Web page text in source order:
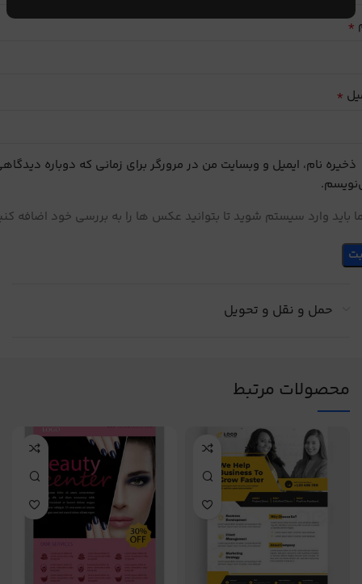
*
*
ذخیره نام، ایمیل و وبسایت من در مرورگر برای زمانی که دوباره
باید وارد سیستم شوید تا بتوانید عکس ها را به بررسی خود اضافه
حمل و نقل و تحویل
محصولات مرتبط